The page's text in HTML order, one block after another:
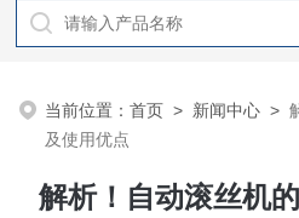
当前位置：首页 > 新闻中心 >
及使用优点
解析！自动滚丝机